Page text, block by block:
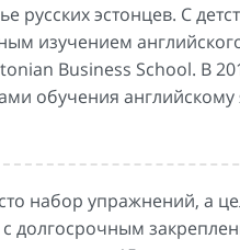
русских эстонцев. С
изучением
Business School. В
обучения английскому
набор упражнений, а
долгосрочным